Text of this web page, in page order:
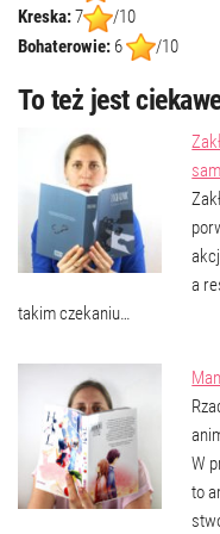
Kreska:7
/10
Bohaterowie: 6 /10
To też jest
a
takim czekaniu…
W
to